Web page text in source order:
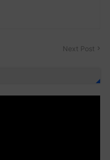
Next Post